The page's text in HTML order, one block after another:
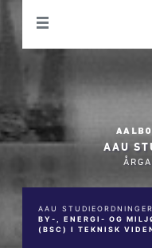
AAU
AAU STUDIEORDNINGER
BY-, ENERGI- OG
(BSC) I TEKNISK